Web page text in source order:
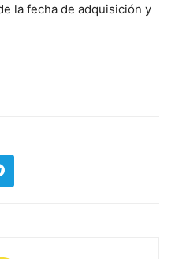
la fecha de adquisición y